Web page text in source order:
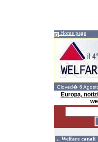
Home page
Gioved� 6
Europa,
... Welfare canali